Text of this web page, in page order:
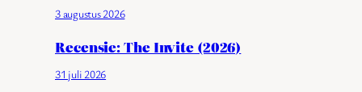
3 augustus 2026
Recensie: The Invite (2026)
31 juli 2026